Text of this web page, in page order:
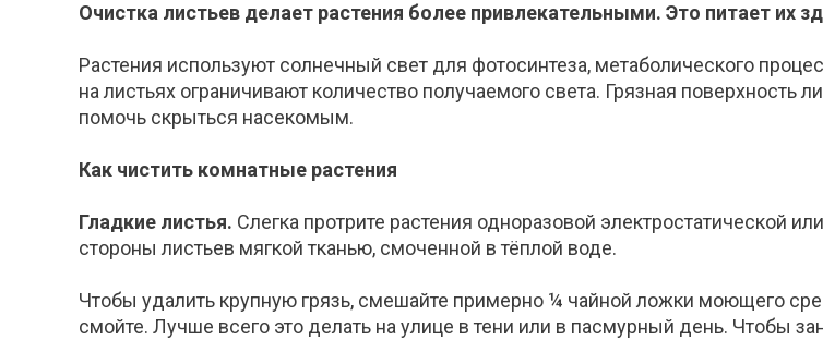
Очистка листьев делает растения более привлекательными. Это питает их
Растения используют солнечный свет для фотосинтеза, метаболического
на листьях ограничивают количество получаемого света. Грязная поверхность
помочь скрыться насекомым.
Как чистить комнатные растения
Гладкие листья. Слегка протрите растения одноразовой электростатической
стороны листьев мягкой тканью, смоченной в тёплой воде.
Чтобы удалить крупную грязь, смешайте примерно ¼ чайной ложки моющего
смойте. Лучше всего это делать на улице в тени или в пасмурный день. Чтобы